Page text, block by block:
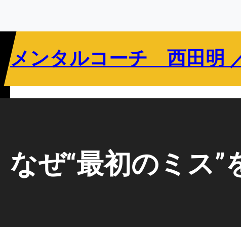
を
プ
メンタルコーチ 西田明
なぜ“最初のミス